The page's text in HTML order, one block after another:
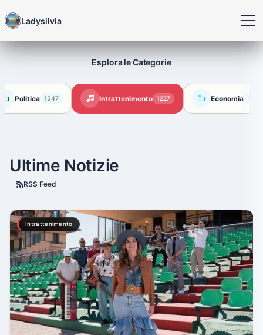
Ladysilvia
Esplora le Categorie
Politica 1547 Intrattenimento 1227 Economia 1110
Ultime Notizie
RSS Feed
Intrattenimento